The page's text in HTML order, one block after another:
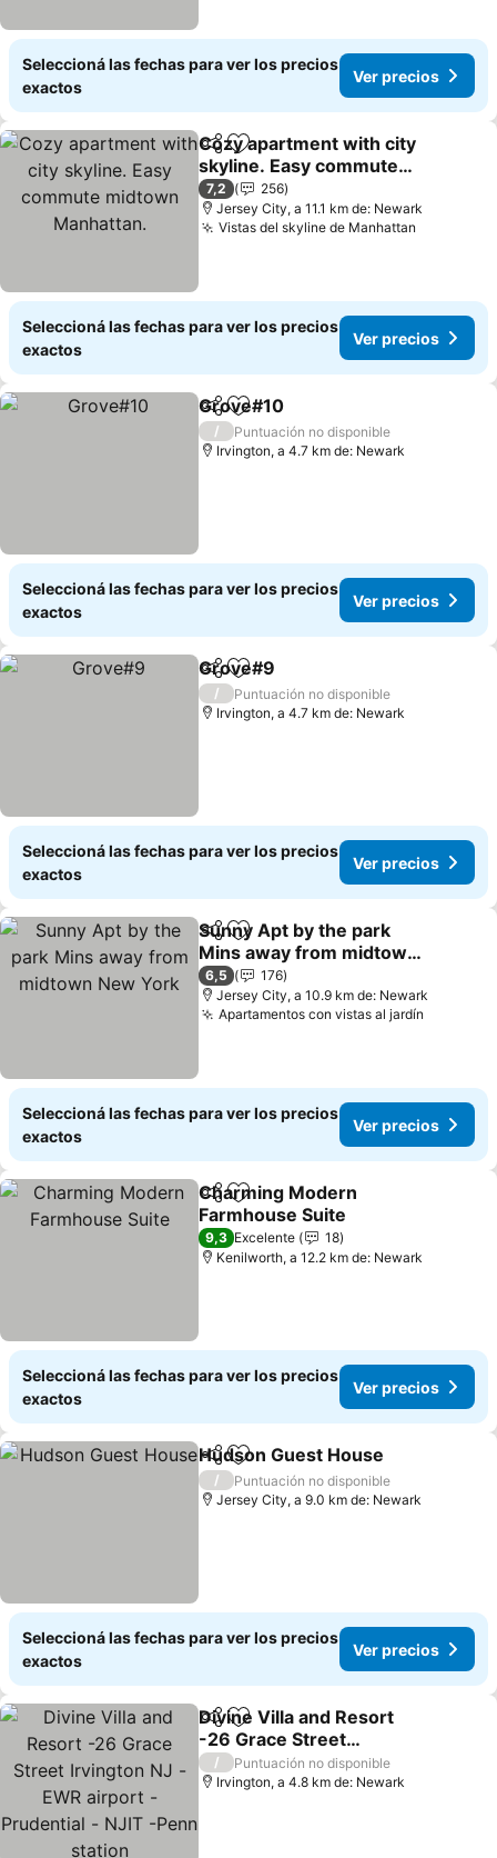
Seleccioná las fechas para ver los precios
exactos
Ver precios
CompartirAñadir a favoritos
Cozy apartment with city
skyline. Easy commute
midtown Manhattan.
Ver precios
7,2
256
Jersey City, a 11.1 km de: Newark
Vistas del skyline de Manhattan
Seleccioná las fechas para ver los precios
exactos
Ver precios
CompartirAñadir a favoritos
Grove#10
/
Puntuación no disponible
Irvington, a 4.7 km de: Newark
Seleccioná las fechas para ver los precios
exactos
Ver precios
CompartirAñadir a favoritos
Grove#9
/
Puntuación no disponible
Irvington, a 4.7 km de: Newark
Seleccioná las fechas para ver los precios
exactos
Ver precios
CompartirAñadir a favoritos
Sunny Apt by the park
Mins away from midtown
New York
Ver precios
6,5
176
Jersey City, a 10.9 km de: Newark
Apartamentos con vistas al jardín
Seleccioná las fechas para ver los precios
exactos
Ver precios
CompartirAñadir a favoritos
Charming Modern
Farmhouse Suite
Ver precios
9,3 Excelente
18
Kenilworth, a 12.2 km de: Newark
Seleccioná las fechas para ver los precios
exactos
Ver precios
CompartirAñadir a favoritos
Hudson Guest House
/
Puntuación no disponible
Jersey City, a 9.0 km de: Newark
Seleccioná las fechas para ver los precios
exactos
Ver precios
CompartirAñadir a favoritos
Divine Villa and Resort
-26 Grace Street
Irvington NJ -EWR airport
-Prudential - NJIT -Penn
Ver precios
/
Puntuación no disponible
Irvington, a 4.8 km de: Newark